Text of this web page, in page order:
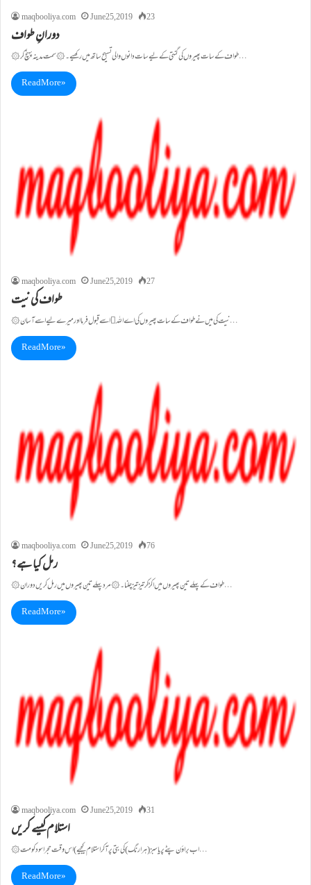
maqbooliya.com June 25, 2019 23
دورانِ طواف
۞ طواف کے سات پھیروں کی گنتی کے لیے سات دانوں والی تسبیح ساتھ میں رکھیے۔۞ سمت مدینہ پہنچ کر…
Read More »
maqbooliya.com June 25, 2019 27
طواف کی نیت
۞ نیت کی میں نے طواف کے سات پھیروں کی اے اللہ﷯ اسے قبول فرما اور میرے لیے اسے آسان…
Read More »
maqbooliya.com June 25, 2019 76
رمل کیا ہے؟
۞ طواف کے پہلے تین پھیروں میں اکڑ کر تیز تیز چلنا۔۞ مرد پہلے تین پھیروں میں رمل کریں دوران…
Read More »
maqbooliya.com June 25, 2019 31
استلام کیسے کریں
۞ اب براؤن پٹے پر یا سبز (ہرا رنگ) کی بتی پر آکر استلام کیجیے)اس وقت حجر اسود کو مت…
Read More »